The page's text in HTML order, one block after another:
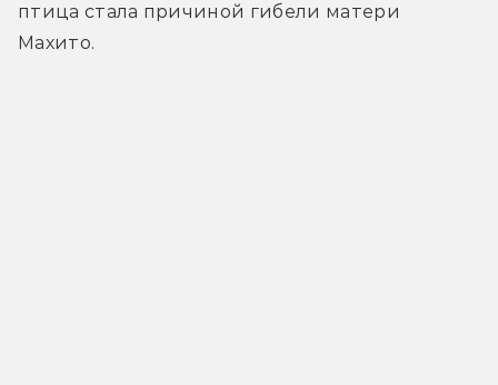
птица стала причиной гибели матери
Махито.